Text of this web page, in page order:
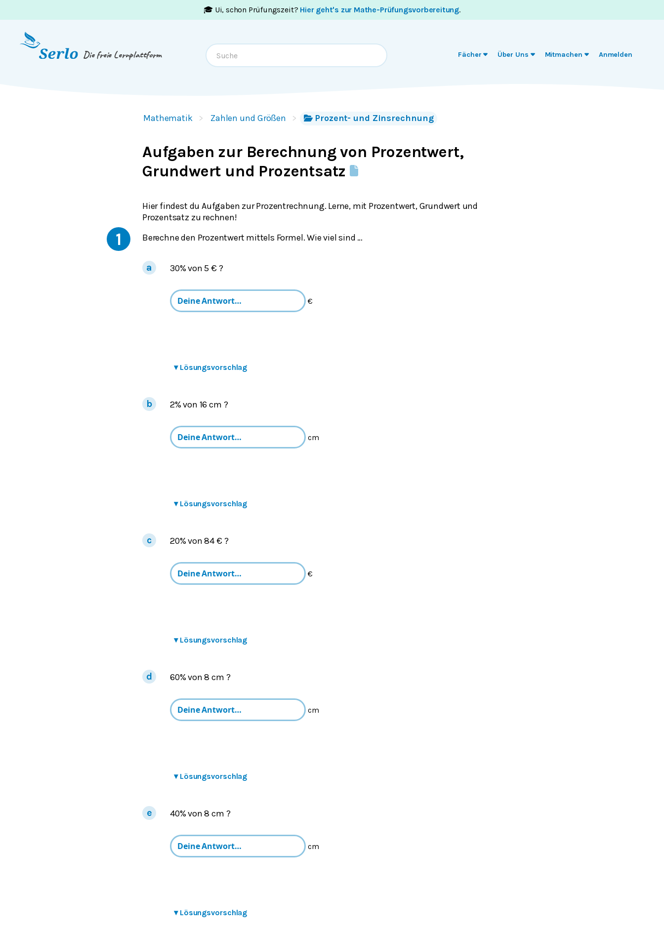
🎓 Ui, schon Prüfungszeit? Hier geht's zur Mathe-Prüfungsvorbereitung.
Die freie Lernplattform Fächer Über Uns Mitmachen Anmelden
Mathematik Zahlen und Größen Prozent- und Zinsrechnung
Aufgaben zur Berechnung von Prozentwert,
Grundwert und Prozentsatz
Hier findest du Aufgaben zur Prozentrechnung. Lerne, mit Prozentwert, Grundwert und
Prozentsatz zu rechnen!
1 Berechne den Prozentwert mittels Formel. Wie viel sind …
30% von 5 € ?
€
▾ Lösungsvorschlag
2% von 16 cm ?
cm
▾ Lösungsvorschlag
20% von 84 € ?
€
▾ Lösungsvorschlag
60% von 8 cm ?
cm
▾ Lösungsvorschlag
40% von 8 cm ?
cm
▾ Lösungsvorschlag